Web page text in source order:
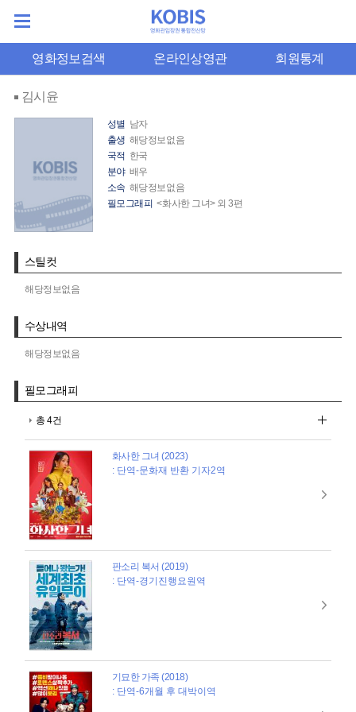
영화정보검색 온라인상영관 회원통계
김시윤
성별 남자
출생 해당정보없음
국적 한국
분야 배우
소속 해당정보없음
필모그래피 <화사한 그녀> 외 3편
스틸컷
해당정보없음
수상내역
해당정보없음
필모그래피
총 4건
화사한 그녀 (2023)
: 단역-문화재 반환 기자2역
판소리 복서 (2019)
: 단역-경기진행요원역
기묘한 가족 (2018)
: 단역-6개월 후 대박이역